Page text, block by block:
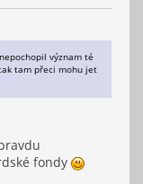
význam té
tam přeci mohu jet
fondy